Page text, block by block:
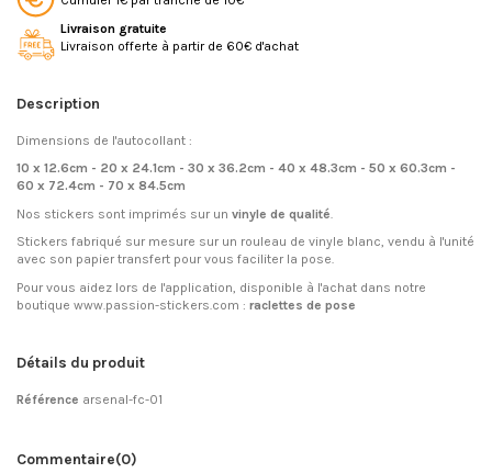
Livraison gratuite
Livraison offerte à partir de 60€ d'achat
Description
Dimensions de l'autocollant :
10 x 12.6cm - 20 x 24.1cm - 30 x 36.2cm - 40 x 48.3cm - 50 x 60.3cm -
60 x 72.4cm - 70 x 84.5cm
Nos stickers sont imprimés sur un vinyle de qualité.
Stickers fabriqué sur mesure sur un rouleau de vinyle blanc, vendu à l'unité
avec son papier transfert pour vous faciliter la pose.
Pour vous aidez lors de l'application, disponible à l'achat dans notre
boutique www.passion-stickers.com : raclettes de pose
Détails du produit
Référence arsenal-fc-01
Commentaire(0)